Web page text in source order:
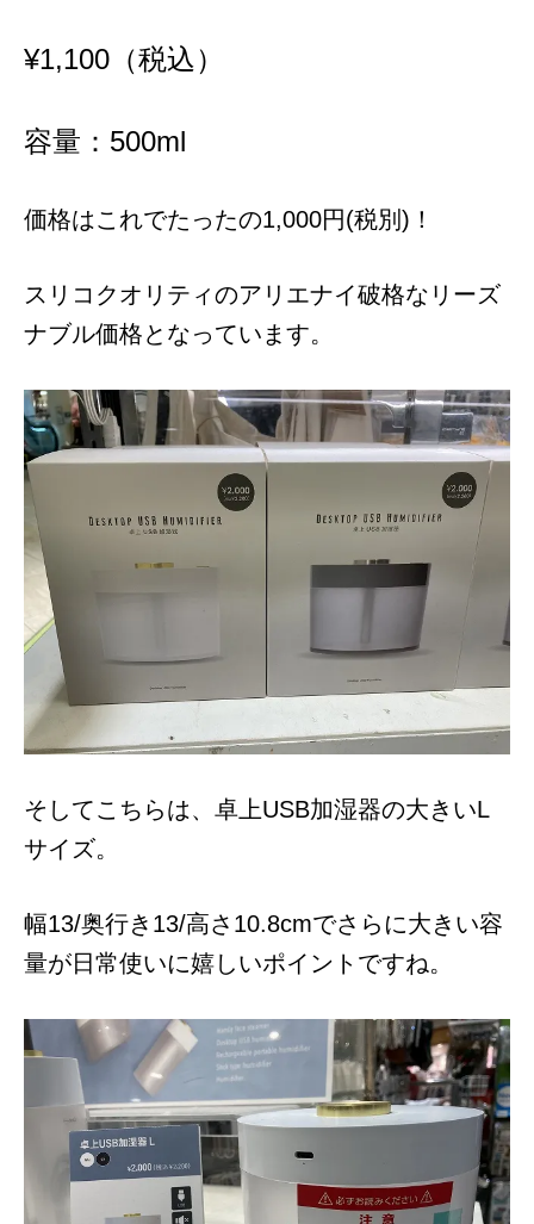
¥1,100（税込）
容量：500ml
価格はこれでたったの1,000円(税別)！
スリコクオリティのアリエナイ破格なリーズ
ナブル価格となっています。
そしてこちらは、卓上USB加湿器の大きいL
サイズ。
幅13/奥行き13/高さ10.8cmでさらに大きい容
量が日常使いに嬉しいポイントですね。